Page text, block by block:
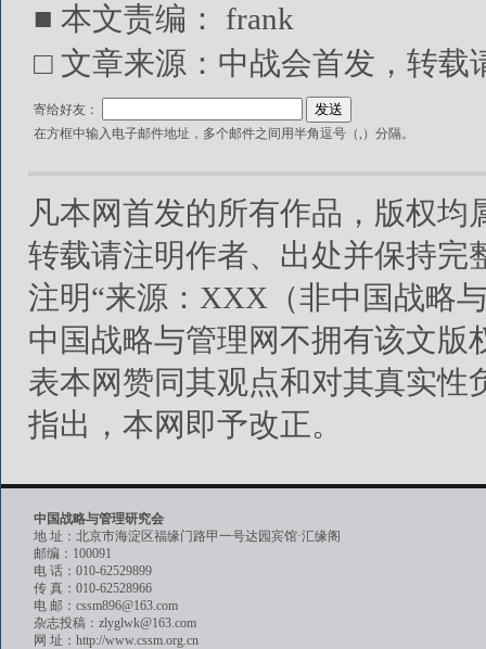
■ 本文责编： frank
□ 文章来源：中战会首发，转载
寄给好友：
在方框中输入电子邮件地址，多个邮件之间用半角逗号（,）分隔。
凡本网首发的所有作品，版权
转载请注明作者、出处并保持完
注明“来源：XXX（非中国战略
中国战略与管理网不拥有该文
表本网赞同其观点和对其真实
指出，本网即予改正。
中国战略与管理研究会
地 址：北京市海淀区福缘门路甲一号达园宾馆·汇缘阁
邮编：100091
电 话：010-62529899
传 真：010-62528966
电 邮：cssm896@163.com
杂志投稿：zlyglwk@163.com
网 址：http://www.cssm.org.cn